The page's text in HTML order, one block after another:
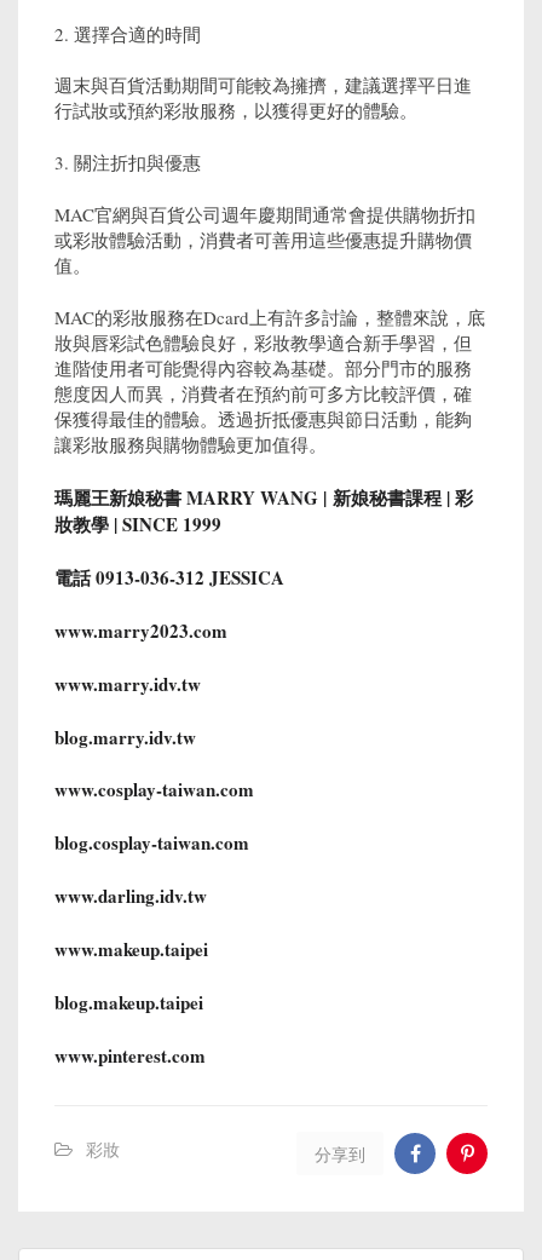
2. 選擇合適的時間
週末與百貨活動期間可能較為擁擠，建議選擇平日進
行試妝或預約彩妝服務，以獲得更好的體驗。
3. 關注折扣與優惠
MAC官網與百貨公司週年慶期間通常會提供購物折扣
或彩妝體驗活動，消費者可善用這些優惠提升購物價
值。
MAC的彩妝服務在Dcard上有許多討論，整體來說，底
妝與唇彩試色體驗良好，彩妝教學適合新手學習，但
進階使用者可能覺得內容較為基礎。部分門市的服務
態度因人而異，消費者在預約前可多方比較評價，確
保獲得最佳的體驗。透過折抵優惠與節日活動，能夠
讓彩妝服務與購物體驗更加值得。
瑪麗王新娘秘書 MARRY WANG | 新娘秘書課程 | 彩
妝教學 | SINCE 1999
電話 0913-036-312 JESSICA
www.marry2023.com
www.marry.idv.tw
blog.marry.idv.tw
www.cosplay-taiwan.com
blog.cosplay-taiwan.com
www.darling.idv.tw
www.makeup.taipei
blog.makeup.taipei
www.pinterest.com
彩妝 分享到